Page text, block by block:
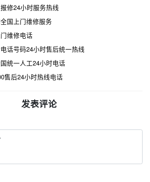
修24小时服务热线
国上门维修服务
维修电话
话号码24小时售后统一热线
统一人工24小时电话
售后24小时热线电话
发表评论